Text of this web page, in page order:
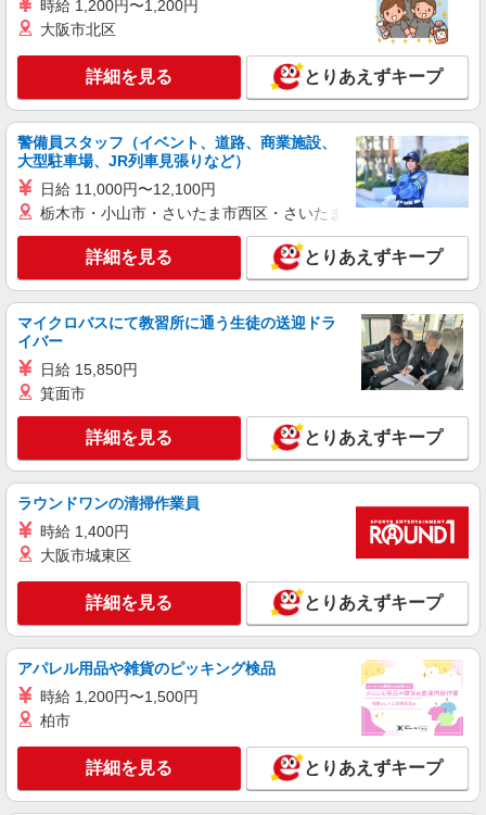
戦力エージェント株式会社
工場内軽作業（機械オペレーター）
★時給1,450円 【月収例】 月22日勤務の場合
時給1,450円×実働7.5時間×22日 ＝月収23.9万円以
上可能！ ＋交通費規定支給 ＋残業手当 ＋家族手
当 ☆勤務後、スグに受け取れる前払い制度完備！
大阪府羽曳野市
キープ 詳細を見る
アルバイト パート 派遣社員
株式会社ネクストイノベーション
小物商品などの検品や組立
【時 給】 ・1200円 交通費規定内支給
羽曳野市駒ヶ谷付近
キープ 詳細を見る
正社員 職業紹介
株式会社リオン
サンルーフの製造スタッフ
る）
キープ 詳細を見る
派遣社員
株式会社日本ワークプレイス関西/378
マシンオペレーター
時給1,300円 深夜割増時給1,625円 月収例：
普通時間＞1300円×5時間＝6,500円×22日＝14万
3,000円 深夜時間＞1625円×3時間＝4,875円×22日
＝10万7,250円 合計25万250円 別途 交通費全額
支給
キープ 詳細を見る
時給 1,200円〜1,200円
大阪市北区
詳細を見る とりあえずキープ
警備員スタッフ（イベント、道路、商業施設、
大型駐車場、JR列車見張りなど）
日給 11,000円〜12,100円
栃木市・小山市・さいたま市西区・さいたま市岩槻区・久喜市・
詳細を見る とりあえずキープ
マイクロバスにて教習所に通う生徒の送迎ドラ
イバー
日給 15,850円
箕面市
詳細を見る とりあえずキープ
ラウンドワンの清掃作業員
時給 1,400円
大阪市城東区
詳細を見る とりあえずキープ
アパレル用品や雑貨のピッキング検品
時給 1,200円〜1,500円
柏市
詳細を見る とりあえずキープ